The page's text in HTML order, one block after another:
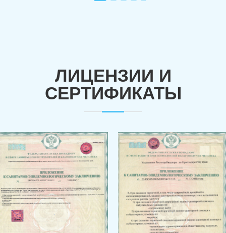
ЛИЦЕНЗИИ И
СЕРТИФИКАТЫ